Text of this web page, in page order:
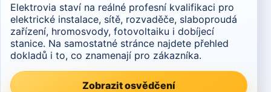
Elektrovia staví na reálné profesní kvalifikaci pro
elektrické instalace, sítě, rozvaděče, slaboproudá
zařízení, hromosvody, fotovoltaiku i dobíjecí
stanice. Na samostatné stránce najdete přehled
dokladů i to, co znamenají pro zákazníka.
Zobrazit osvědčení